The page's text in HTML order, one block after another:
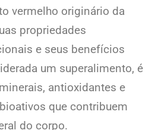
vermelho originário da
propriedades
e seus benefícios
um superalimento, é
antioxidantes e
que contribuem
do corpo.